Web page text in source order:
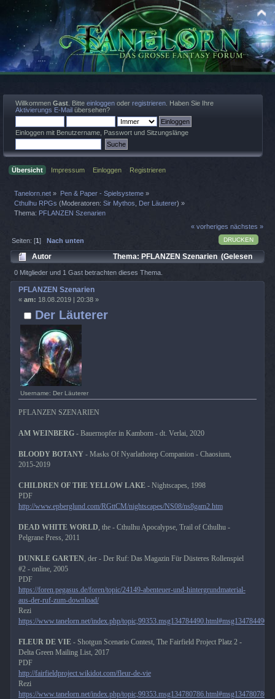
Willkommen Gast . Bitte einloggen oder registrieren . Haben Sie Ihre
Aktivierungs E-Mail übersehen?
Einloggen mit Benutzername, Passwort und Sitzungslänge
Übersicht Impressum Einloggen Registrieren
Tanelorn.net » Pen & Paper - Spielsysteme»
Cthulhu RPGs (Moderatoren:Sir Mythos Der Läuterer) »
Thema: PFLANZEN Szenarien
« vorheriges nächstes »
DRUCKEN
Seiten: [1]Nach unten
Autor
Thema: PFLANZEN Szenarien (Gelesen
4343 mal)
0 Mitglieder und 1 Gast betrachten dieses Thema.
Der Läuterer
Username: Der Läuterer
PFLANZEN Szenarien
« am: 18.08.2019 | 20:38 »
PFLANZEN SZENARIEN
AM WEINBERG- Bauernopfer in Kamborn - dt. Verlai, 2020
BLOODY BOTANY- Masks Of Nyarlathotep Companion - Chaosium,
2015-2019
CHILDREN OF THE YELLOW LAKE- Nightscapes, 1998
PDF
http://www.epberglund.com/RGttCM/nightscapes/NS08/ns8gam2.htm
DEAD WHITE WORLD , the - Cthulhu Apocalypse, Trail of Cthulhu -
Pelgrane Press, 2011
DUNKLE GARTEN, der - Der Ruf: Das Magazin Für Düsteres Rollenspiel
#2 - online, 2005
PDF
https://foren.pegasus.de/foren/topic/24149-abenteuer-und-hintergrundmaterial-
aus-der-ruf-zum-download/
Rezi
https://www.tanelorn.net/index.php/topic,99353.msg134784490.html#msg134784490
FLEUR DE VIE- Shotgun Scenario Contest, The Fairfield Project Platz 2 -
Delta Green Mailing List, 2017
PDF
http://fairfieldproject.wikidot.com/fleur-de-vie
Rezi
https://www.tanelorn.net/index.php/topic,99353.msg134780786.html#msg134780786